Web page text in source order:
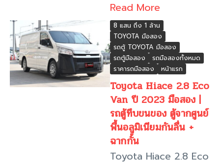
Read More
8 แสน ถึง 1 ล้าน
TOYOTA มือสอง
รถตู้ TOYOTA มือสอง
รถตู้มือสอง
รถมือสองทั้งหมด
ราคารถมือสอง
หน้าแรก
Toyota Hiace 2.8 Eco
Van ปี 2023 มือสอง |
รถตู้ทึบขนของ ตู้จากศูนย์
พื้นอลูมิเนียมกันลื่น +
ฉากกั้น
Toyota Hiace 2.8 Eco